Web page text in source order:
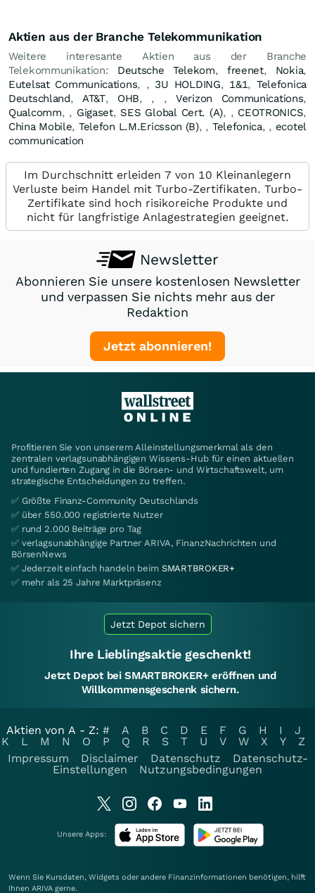
Aktien aus der Branche Telekommunikation
Weitere interesante Aktien aus der Branche
Telekommunikation: Deutsche Telekom, freenet, Nokia,
Eutelsat Communications, , 3U HOLDING, 1&1, Telefonica
Deutschland, AT&T, OHB, , ,Verizon Communications,
Qualcomm, , Gigaset, SES Global Cert. (A), , CEOTRONICS,
China Mobile, Telefon L.M.Ericsson (B), , Telefonica, , ecotel
communication
Im Durchschnitt erleiden 7 von 10 Kleinanlegern
Verluste beim Handel mit Turbo-Zertifikaten. Turbo-
Zertifikate sind hoch risikoreiche Produkte und
nicht für langfristige Anlagestrategien geeignet.
Newsletter
Abonnieren Sie unsere kostenlosen Newsletter
und verpassen Sie nichts mehr aus der
Redaktion
Jetzt abonnieren!
Profitieren Sie von unserem Alleinstellungsmerkmal als den
zentralen verlagsunabhängigen Wissens-Hub für einen aktuellen
und fundierten Zugang in die Börsen- und Wirtschaftswelt, um
strategische Entscheidungen zu treffen.
✅ Größte Finanz-Community Deutschlands
✅ über 550.000 registrierte Nutzer
✅ rund 2.000 Beiträge pro Tag
✅ verlagsunabhängige Partner ARIVA, FinanzNachrichten und
BörsenNews
✅ Jederzeit einfach handeln beim SMARTBROKER+
✅ mehr als 25 Jahre Marktpräsenz
Jetzt Depot sichern
Ihre Lieblingsaktie geschenkt!
Jetzt Depot bei SMARTBROKER+ eröffnen und
Willkommensgeschenk sichern.
Aktien von A - Z: # A B C D E F G H I
J
K
L M N O P Q R S T U V W X Y
Z
Impressum
Disclaimer Datenschutz
Datenschutz-
Einstellungen
Nutzungsbedingungen
Unsere Apps:
Wenn Sie Kursdaten, Widgets oder andere Finanzinformationen benötigen, hilft
Ihnen ARIVA gerne.